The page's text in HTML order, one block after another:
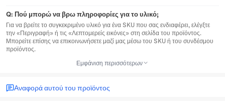
Q: Πού μπορώ να βρω πληροφορίες για το υλικό;
Για να βρείτε το συγκεκριμένο υλικό για ένα SKU που σας ενδιαφέρει, ελέγξτε
την «Περιγραφή» ή τις «Λεπτομερείς εικόνες» στη σελίδα του προϊόντος.
Μπορείτε επίσης να επικοινωνήσετε μαζί μας μέσω του SKU ή του συνδέσμου
προϊόντος.
Εμφάνιση περισσότερων
Αναφορά αυτού του προϊόντος